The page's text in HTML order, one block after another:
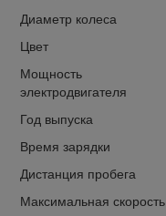
Диаметр колеса
Цвет
Мощность
электродвигателя
Год выпуска
Время зарядки
Дистанция пробега
Максимальная скорость